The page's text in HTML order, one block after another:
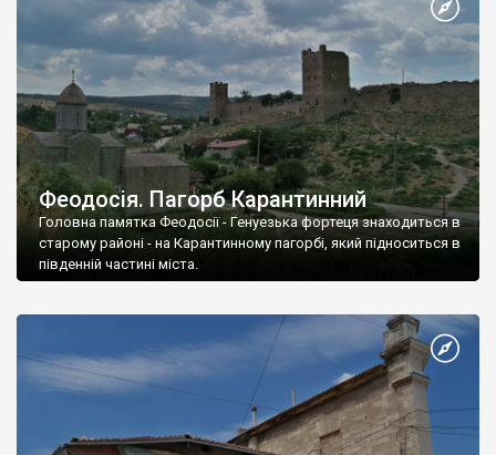
Феодосія. Пагорб Карантинний
Головна памятка Феодосії - Генуезька фортеця знаходиться в
старому районі - на Карантинному пагорбі, який підноситься в
південній частині міста.